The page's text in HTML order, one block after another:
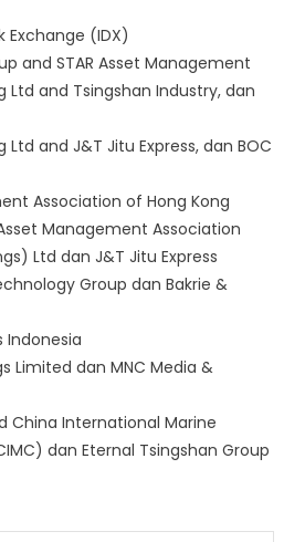
Exchange (IDX)
and STAR Asset Management
Ltd and Tsingshan Industry, dan
Ltd and J&T Jitu Express, dan BOC
Association of Hong Kong
Management Association
Ltd dan J&T Jitu Express
Group dan Bakrie &
Indonesia
Limited dan MNC Media &
China International Marine
dan Eternal Tsingshan Group